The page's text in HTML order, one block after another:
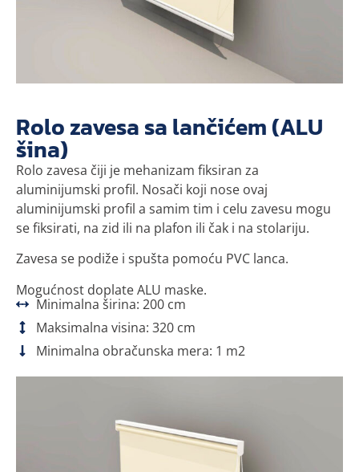
Rolo zavesa sa lančićem (ALU
šina)
Rolo zavesa čiji je mehanizam fiksiran za
aluminijumski profil. Nosači koji nose ovaj
aluminijumski profil a samim tim i celu zavesu mogu
se fiksirati, na zid ili na plafon ili čak i na stolariju.
Zavesa se podiže i spušta pomoću PVC lanca.
Mogućnost doplate ALU maske.
Minimalna širina: 200 cm
Maksimalna visina: 320 cm
Minimalna obračunska mera: 1 m2